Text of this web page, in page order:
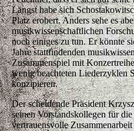
Längst habe sich
Platz erobert. Anders sehe es
musikwissenschaftlichen
noch einiges zu tun. Er könnte
Jahre stattfindenden
Zusammenspiel mit
wenig beachteten Liederzyklen
konzipieren.
Der scheidende Präsident
seinen Vorstandskollegen für
vertrauensvolle